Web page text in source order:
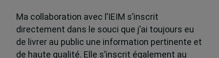
Ma collaboration avec l’IEIM s’inscrit
directement dans le souci que j’ai toujours eu
de livrer au public une information pertinente et
de haute qualité. Elle s’inscrit également au